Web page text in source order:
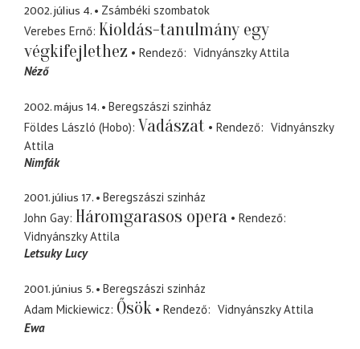
2002. július 4.
Zsámbéki szombatok
Verebes Ernő Kioldás-tanulmány egy
végkifejlethez
Rendező
Vidnyánszky Attila
Néző
2002. május 14.
Beregszászi szinház
Földes László (Hobo) Vadászat Rendező
Vidnyánszky
Attila
Nimfák
2001. július 17.
Beregszászi szinház
John Gay Háromgarasos opera
Rendező
Vidnyánszky Attila
Letsuky Lucy
2001. június 5.
Beregszászi szinház
Adam Mickiewicz Ősök Rendező
Vidnyánszky Attila
Ewa